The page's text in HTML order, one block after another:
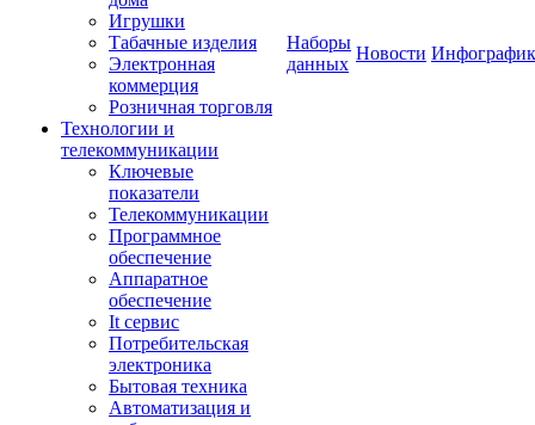
Игрушки
Табачные изделия
Электронная
коммерция
Розничная торговля
Технологии и
телекоммуникации
Ключевые
показатели
Телекоммуникации
Программное
обеспечение
Аппаратное
обеспечение
It сервис
Потребительская
электроника
Бытовая техника
Автоматизация и
Наборы
данных
Новости